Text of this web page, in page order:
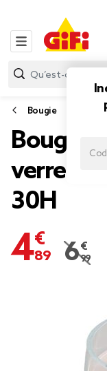
Bougie
Bougie
verre
30H
4,89 €
Prix
6,99 €